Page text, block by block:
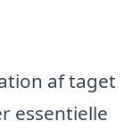
af taget
essentielle